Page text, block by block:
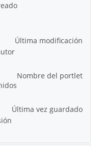
Última modificación
Nombre del portlet
Última vez guardado